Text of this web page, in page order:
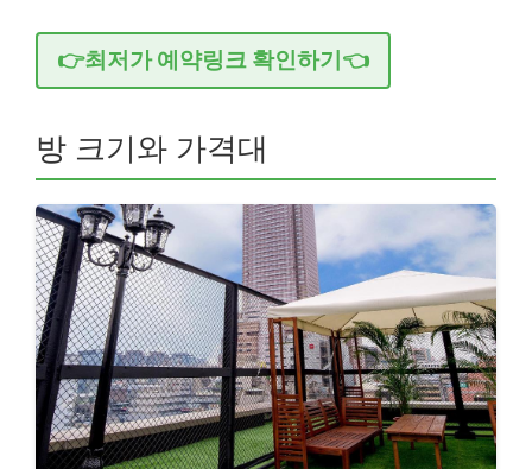
👉최저가 예약링크 확인하기👈
방 크기와 가격대